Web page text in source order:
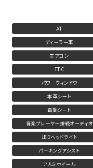
AT
ディーラー車
エアコン
ETC
パワーウィンドウ
本革シート
電動シート
音楽プレーヤー接続オーディオ
LEDヘッドライト
パーキングアシスト
アルミホイール